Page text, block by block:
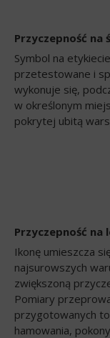
Przyczepność na
Symbol na
przetestowane i
wykonuje się,
w określonym
pokrytej ubitą
Przyczepność na
Ikonę umieszcza
najsurowszych
zwiększoną
Pomiary
przygotowanych
hamowania,